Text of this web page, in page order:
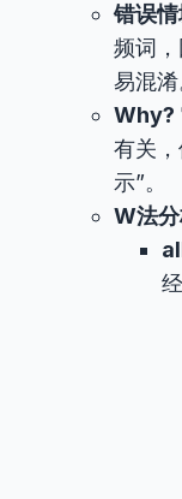
错误情
频词
易混淆
Why?
有关
示”。
W法分